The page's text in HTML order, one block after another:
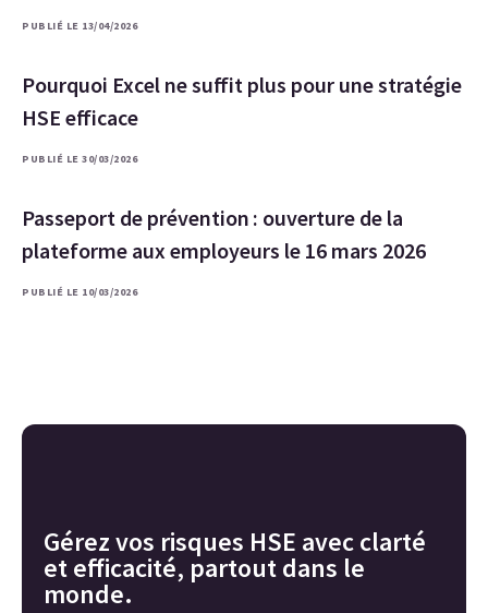
PUBLIÉ LE 13/04/2026
Pourquoi Excel ne suffit plus pour une stratégie
HSE efficace
PUBLIÉ LE 30/03/2026
Passeport de prévention : ouverture de la
plateforme aux employeurs le 16 mars 2026
PUBLIÉ LE 10/03/2026
Gérez vos risques HSE avec clarté
et efficacité, partout dans le
monde.